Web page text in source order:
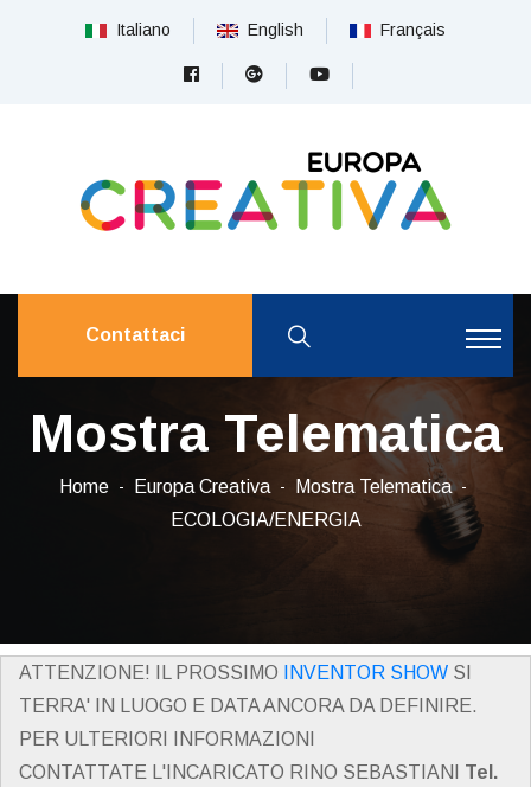
Italiano English Français
Contattaci
Mostra Telematica
Home Europa Creativa
Mostra Telematica
ECOLOGIA/ENERGIA
ATTENZIONE! IL PROSSIMO INVENTOR SHOW SI
TERRA' IN LUOGO E DATA ANCORA DA DEFINIRE.
PER ULTERIORI INFORMAZIONI
CONTATTATE L'INCARICATO RINO SEBASTIANI Tel.